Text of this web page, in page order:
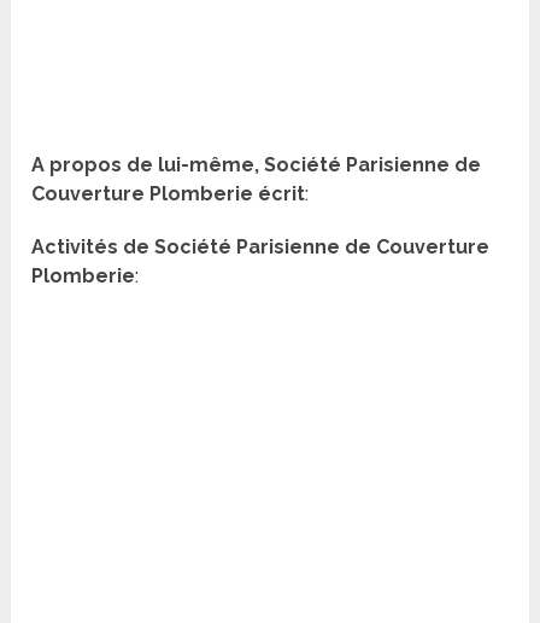
A propos de lui-même, Société Parisienne de
Couverture Plomberie écrit:
Activités de Société Parisienne de Couverture
Plomberie: